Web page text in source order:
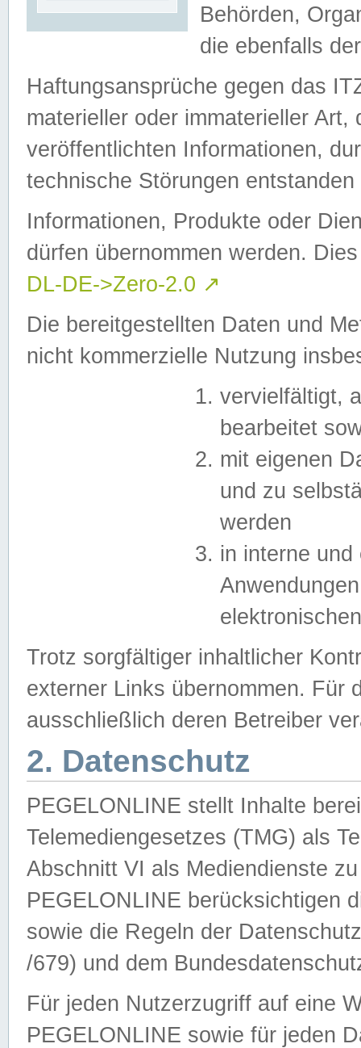
Behörden,
die ebenfalls
Haftungsansprüche gegen das
materieller oder immaterieller
veröffentlichten Informationen,
technische Störungen
Informationen, Produkte oder
dürfen übernommen werden.
DL-DE->Zero-2.0 ↗
Die bereitgestellten Daten und
nicht kommerzielle Nutzung
vervielfältigt,
bearbeitet
mit eigenen
und zu
werden
in interne
Trotz sorgfältiger inhaltlicher
externer Links übernommen. Für
ausschließlich deren Betreiber
2. Datenschutz
PEGELONLINE stellt Inhalte
Telemediengesetzes (TMG) als
Abschnitt VI als Mediendienste
PEGELONLINE berücksichtigen
sowie die Regeln der
/679) und dem
Für jeden Nutzerzugriff auf eine
PEGELONLINE sowie für jeden